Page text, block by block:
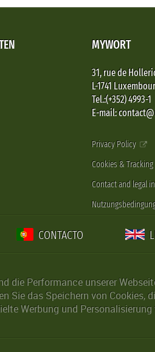
MYWORT
31, rue de
L-1741
Tel.:(+352) 4993-1
E-mail:
Privacy Policy
Cookies & Tracking
Contact and legal
CONTACTO
die Performance unserer
Sie das Speichern von
Werbung und